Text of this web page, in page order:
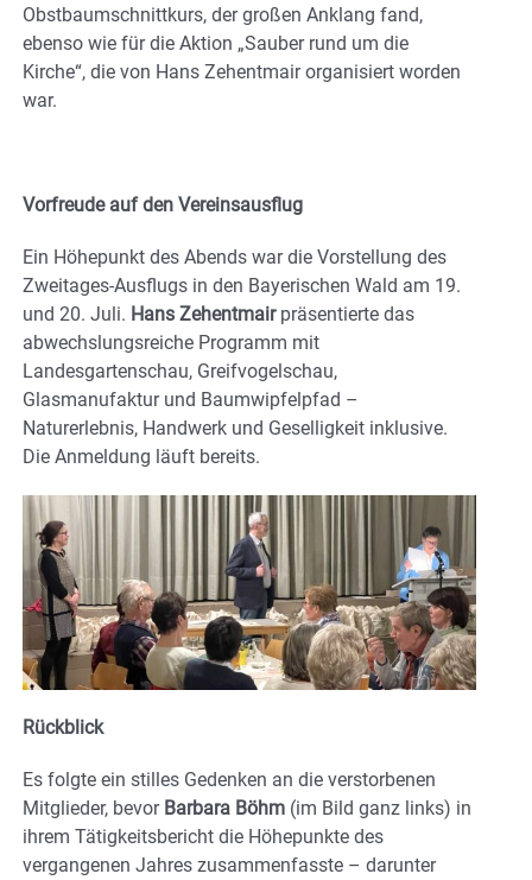
Obstbaumschnittkurs, der großen Anklang fand,
ebenso wie für die Aktion „Sauber rund um die
Kirche“, die von Hans Zehentmair organisiert worden
war.
Vorfreude auf den Vereinsausflug
Ein Höhepunkt des Abends war die Vorstellung des
Zweitages-Ausflugs in den Bayerischen Wald am 19.
und 20. Juli. Hans Zehentmairpräsentierte das
abwechslungsreiche Programm mit
Landesgartenschau, Greifvogelschau,
Glasmanufaktur und Baumwipfelpfad –
Naturerlebnis, Handwerk und Geselligkeit inklusive.
Die Anmeldung läuft bereits.
Rückblick
Es folgte ein stilles Gedenken an die verstorbenen
Mitglieder, bevor Barbara Böhm (im Bild ganz links) in
ihrem Tätigkeitsbericht die Höhepunkte des
vergangenen Jahres zusammenfasste – darunter